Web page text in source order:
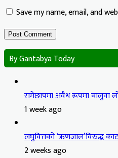
Save my name, email, and
By Gantabya Today
रामेछापमा अवैध रूपमा बालुवा
1 week ago
लघुवित्तको ‘ऋणजाल’विरुद्ध
2 weeks ago